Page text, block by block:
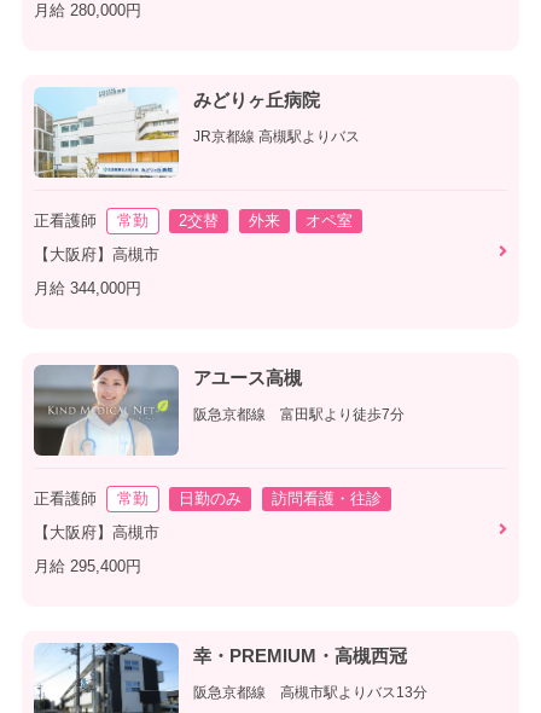
月給 280,000円
みどりヶ丘病院
JR京都線 高槻駅よりバス
正看護師 常勤 2交替 外来
オペ室
【大阪府】高槻市
月給 344,000円
アユース高槻
阪急京都線 富田駅より徒歩7分
正看護師 常勤 日勤のみ
訪問看護・往診
【大阪府】高槻市
月給 295,400円
幸・PREMIUM・高槻西冠
阪急京都線 高槻市駅よりバス13分